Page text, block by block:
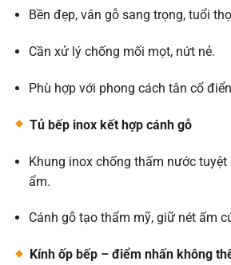
Bền đẹp, vân gỗ sang trọng, tuổi
Cần xử lý chống mối mọt, nứt nẻ.
Phù hợp với phong cách tân cổ
Tủ bếp inox kết hợp cánh gỗ
Khung inox chống thấm nước
ẩm.
Cánh gỗ tạo thẩm mỹ, giữ nét ấm
Kính ốp bếp – điểm nhấn không